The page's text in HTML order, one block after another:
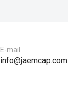
E-mail
info@jaemcap.com